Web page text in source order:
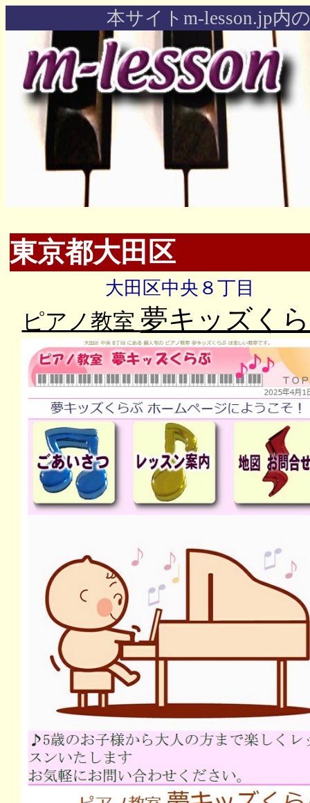
本サイトm-lesson.jp内
東京都大田区
大田区中央８丁目
ピアノ教室 夢キッズく